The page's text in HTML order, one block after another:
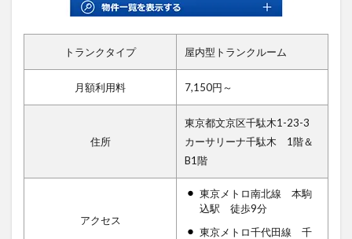
トランクタイプ 屋内型トランクルーム
月額利用料 7,150円～
住所
東京都文京区千駄木1-23-3
カーサリーナ千駄木 1階＆
B1階
アクセス
東京メトロ南北線 本駒
込駅 徒歩9分
東京メトロ千代田線 千